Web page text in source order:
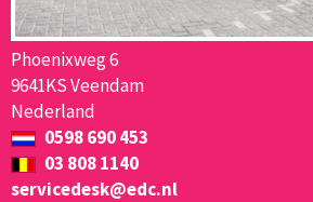
Phoenixweg 6
9641KS Veendam
Nederland
0598 690 453
03 808 1140
servicedesk@edc.nl